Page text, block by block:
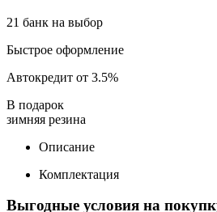
21 банк на выбор
Быстрое оформление
Автокредит от 3.5%
В подарок
зимняя резина
Описание
Комплектация
Выгодные условия на